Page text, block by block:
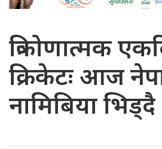
त्रिकोणात्मक
क्रिकेटः आज
नामिबिया भिड्दै